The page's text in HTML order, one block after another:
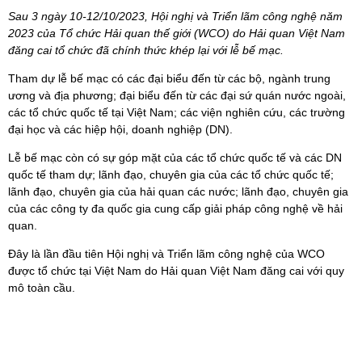
Sau 3 ngày 10-12/10/2023, Hội nghị và Triển lãm công nghệ năm
2023 của Tổ chức Hải quan thế giới (WCO) do Hải quan Việt Nam
đăng cai tổ chức đã chính thức khép lại với lễ bế mạc.
Tham dự lễ bế mạc có các đại biểu đến từ các bộ, ngành trung
ương và địa phương; đại biểu đến từ các đại sứ quán nước ngoài,
các tổ chức quốc tế tại Việt Nam; các viện nghiên cứu, các trường
đại học và các hiệp hội, doanh nghiệp (DN).
Lễ bế mạc còn có sự góp mặt của các tổ chức quốc tế và các DN
quốc tế tham dự; lãnh đạo, chuyên gia của các tổ chức quốc tế;
lãnh đạo, chuyên gia của hải quan các nước; lãnh đạo, chuyên gia
của các công ty đa quốc gia cung cấp giải pháp công nghệ về hải
quan.
Đây là lần đầu tiên Hội nghị và Triển lãm công nghệ của WCO
được tổ chức tại Việt Nam do Hải quan Việt Nam đăng cai với quy
mô toàn cầu.